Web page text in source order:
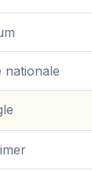
nationale